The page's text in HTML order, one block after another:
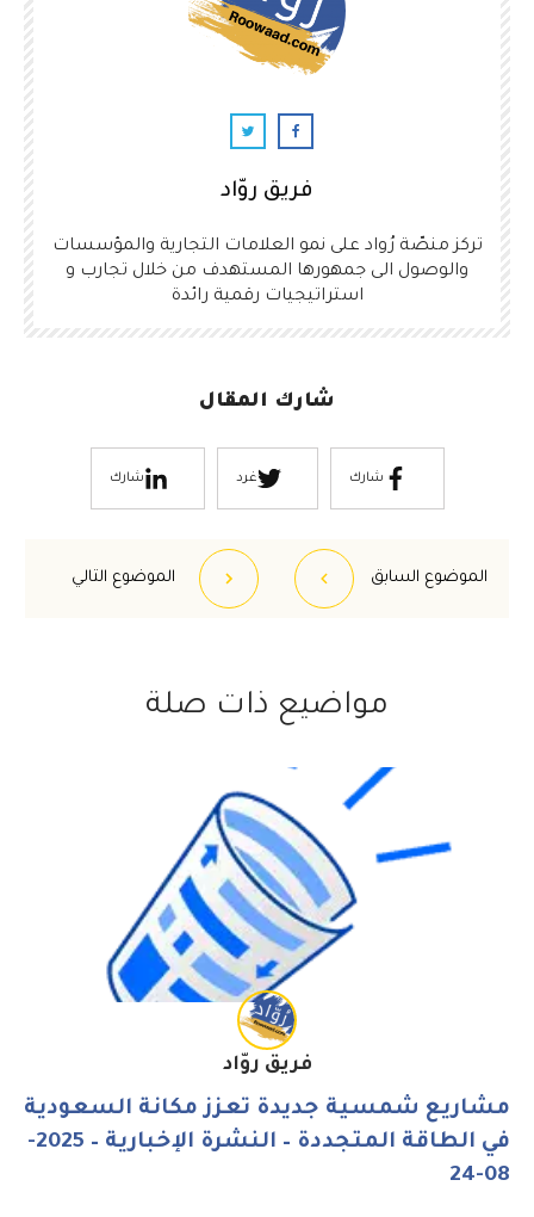
فريق روّاد
تركز منصّة رُواد على نمو العلامات التجارية والمؤسسات
والوصول الى جمهورها المستهدف من خلال تجارب و
استراتيجيات رقمية رائدة
شارك المقال
شارك غرد شارك
الموضوع السابق الموضوع التالي
مواضيع ذات صلة
فريق روّاد
مشاريع شمسية جديدة تعزز مكانة السعودية
في الطاقة المتجددة – النشرة الإخبارية – 2025-
08-24